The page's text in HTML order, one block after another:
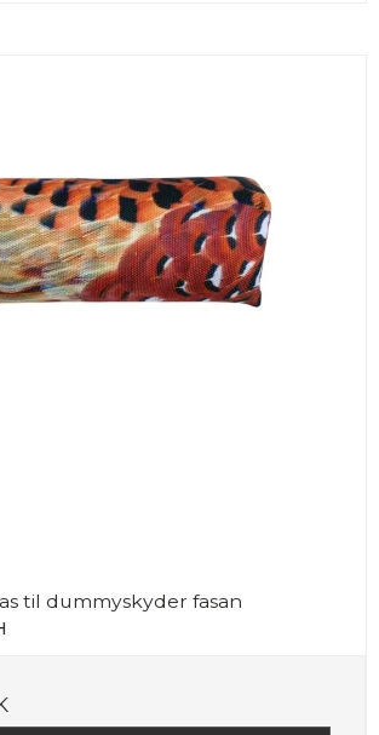
til dummyskyder fasan